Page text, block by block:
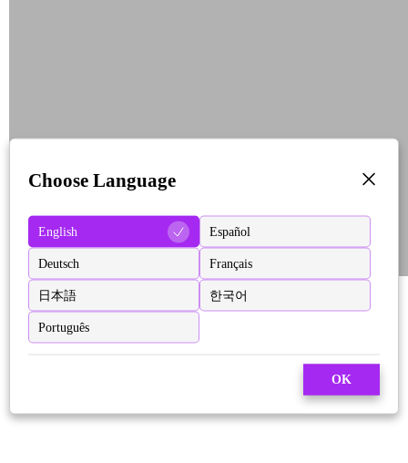
Choose Language
English Español
Deutsch Français
日本語 한국어
Português
OK